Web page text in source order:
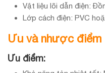
Vật liệu lõi dẫn điện:
Lớp cách điện: PVC
Ưu và nhược điểm
Ưu điểm: